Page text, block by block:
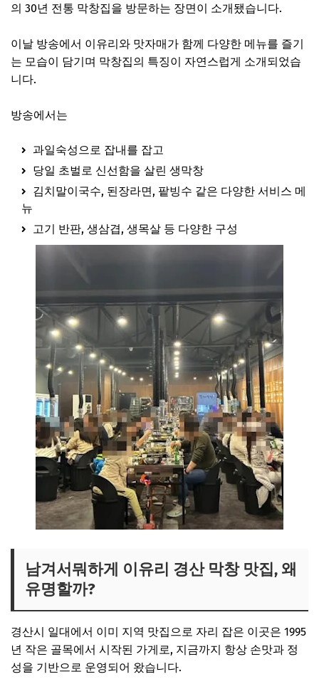
의 30년 전통 막창집을 방문하는 장면이 소개됐습니다.
이날 방송에서 이유리와 맛자매가 함께 다양한 메뉴를 즐기
는 모습이 담기며 막창집의 특징이 자연스럽게 소개되었습
니다.
방송에서는
과일숙성으로 잡내를 잡고
당일 초벌로 신선함을 살린 생막창
김치말이국수, 된장라면, 팥빙수 같은 다양한 서비스 메
뉴
고기 반판, 생삼겹, 생목살 등 다양한 구성
남겨서뭐하게 이유리 경산 막창 맛집, 왜
유명할까?
경산시 일대에서 이미 지역 맛집으로 자리 잡은 이곳은 1995
년 작은 골목에서 시작된 가게로, 지금까지 항상 손맛과 정
성을 기반으로 운영되어 왔습니다.